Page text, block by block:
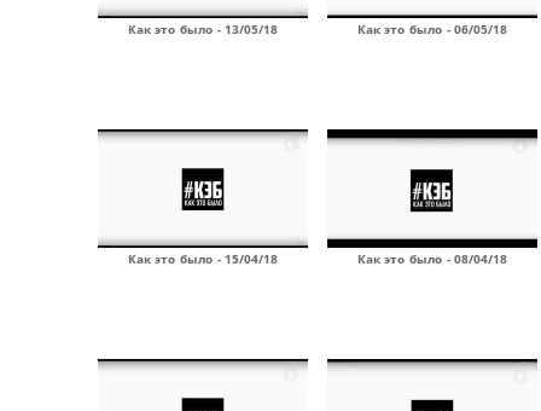
Как это было - 13/05/18 Как это было - 06/05/18
Как это было - 15/04/18 Как это было - 08/04/18